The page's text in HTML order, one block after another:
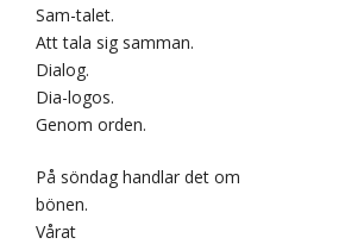
Sam-talet.
Att tala sig samman.
Dialog.
Dia-logos.
Genom orden.
På söndag handlar det om
bönen.
Vårat